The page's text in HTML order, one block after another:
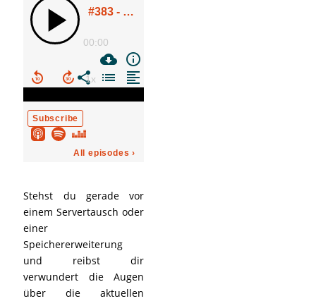
Stehst du gerade vor
einem Servertausch oder
einer
Speichererweiterung
und reibst dir
verwundert die Augen
über die aktuellen